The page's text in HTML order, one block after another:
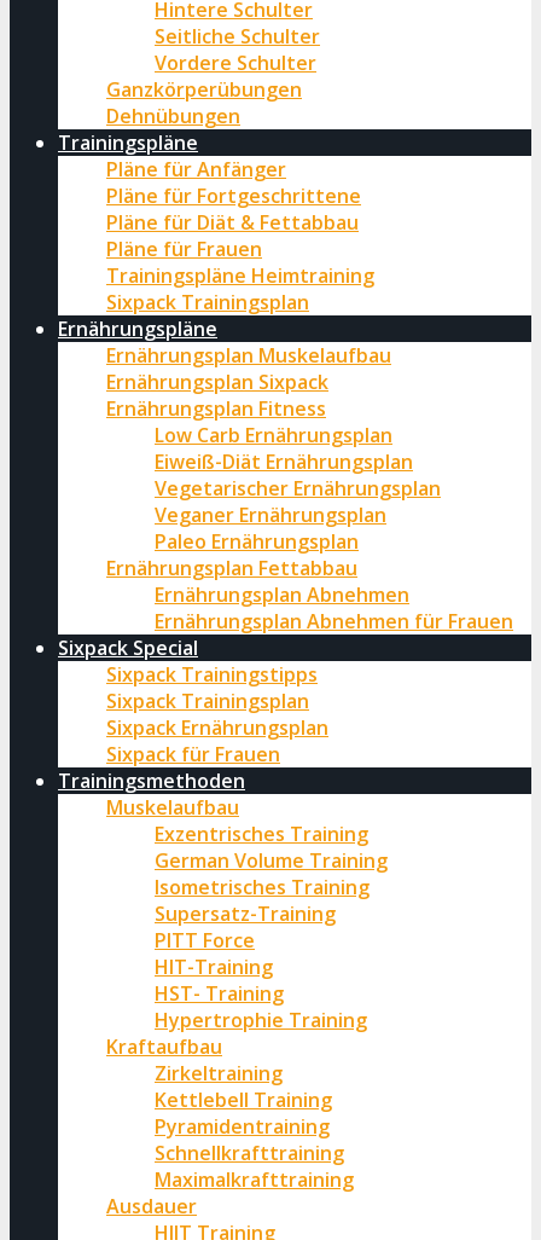
Hintere Schulter
Seitliche Schulter
Vordere Schulter
Ganzkörperübungen
Dehnübungen
Trainingspläne
Pläne für Anfänger
Pläne für Fortgeschrittene
Pläne für Diät & Fettabbau
Pläne für Frauen
Trainingspläne Heimtraining
Sixpack Trainingsplan
Ernährungspläne
Ernährungsplan Muskelaufbau
Ernährungsplan Sixpack
Ernährungsplan Fitness
Low Carb Ernährungsplan
Eiweiß-Diät Ernährungsplan
Vegetarischer Ernährungsplan
Veganer Ernährungsplan
Paleo Ernährungsplan
Ernährungsplan Fettabbau
Ernährungsplan Abnehmen
Ernährungsplan Abnehmen für Frauen
Sixpack Special
Sixpack Trainingstipps
Sixpack Trainingsplan
Sixpack Ernährungsplan
Sixpack für Frauen
Trainingsmethoden
Muskelaufbau
Exzentrisches Training
German Volume Training
Isometrisches Training
Supersatz-Training
PITT Force
HIT-Training
HST- Training
Hypertrophie Training
Kraftaufbau
Zirkeltraining
Kettlebell Training
Pyramidentraining
Schnellkrafttraining
Maximalkrafttraining
Ausdauer
HIIT Training